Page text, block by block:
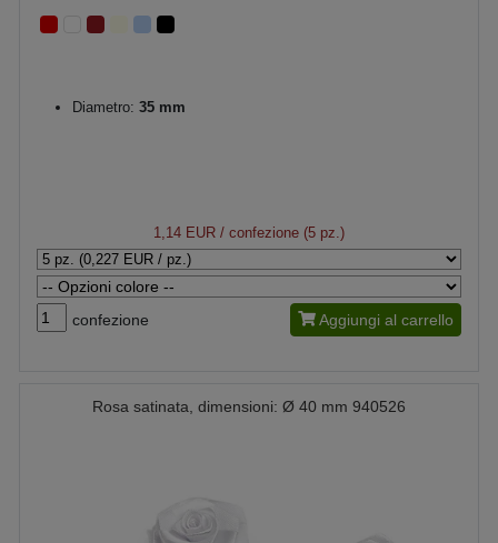
Diametro: 35 mm
1,14 EUR / confezione (5 pz.)
confezione Aggiungi al carrello
Rosa satinata, dimensioni: Ø 40 mm 940526